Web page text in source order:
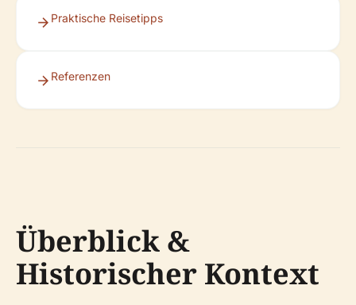
Praktische Reisetipps
Referenzen
Überblick &
Historischer Kontext